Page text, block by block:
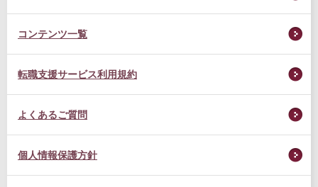
コンテンツ一覧
転職支援サービス利用規約
よくあるご質問
個人情報保護方針